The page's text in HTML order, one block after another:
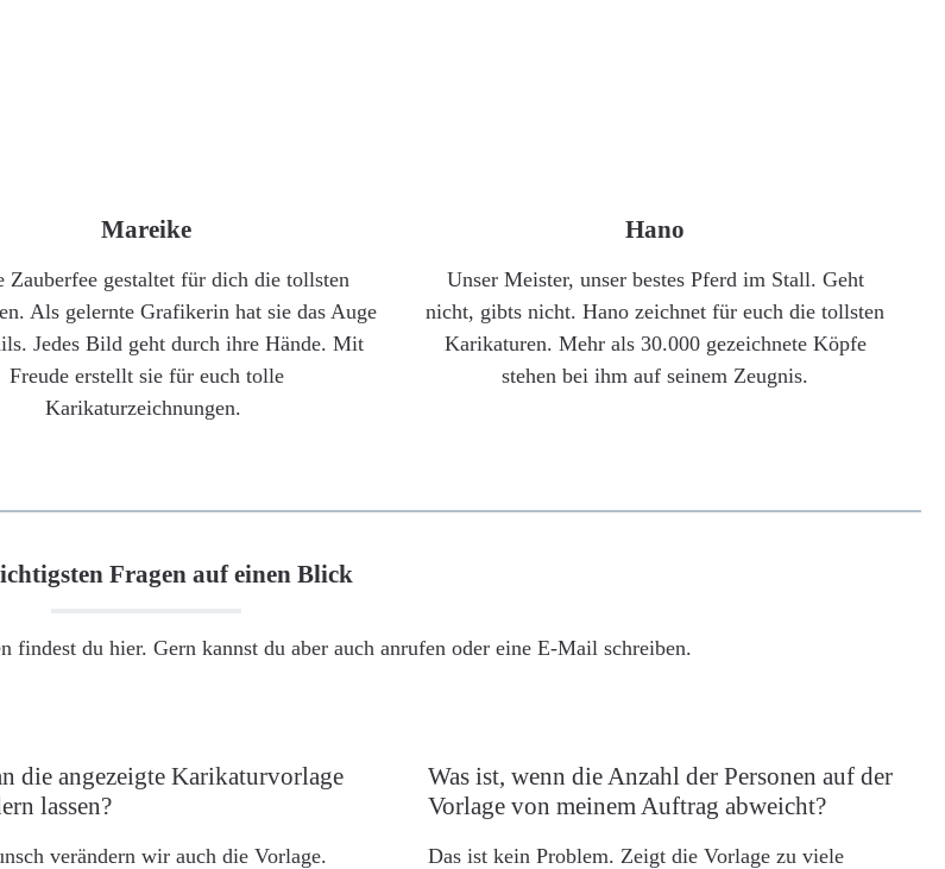
Mareike
Zauberfee gestaltet für dich die tollsten
Als gelernte Grafikerin hat sie das Auge
Jedes Bild geht durch ihre Hände. Mit
Freude erstellt sie für euch tolle
Karikaturzeichnungen.
Hano
Unser Meister, unser bestes Pferd im Stall. Geht
nicht, gibts nicht. Hano zeichnet für euch die tollsten
Karikaturen. Mehr als 30.000 gezeichnete Köpfe
stehen bei ihm auf seinem Zeugnis.
Fragen auf einen Blick
findest du hier. Gern kannst du aber auch anrufen oder eine E-Mail schreiben.
die angezeigte Karikaturvorlage
lassen?
verändern wir auch die Vorlage.
Was ist, wenn die Anzahl der Personen auf der
Vorlage von meinem Auftrag abweicht?
Das ist kein Problem. Zeigt die Vorlage zu viele